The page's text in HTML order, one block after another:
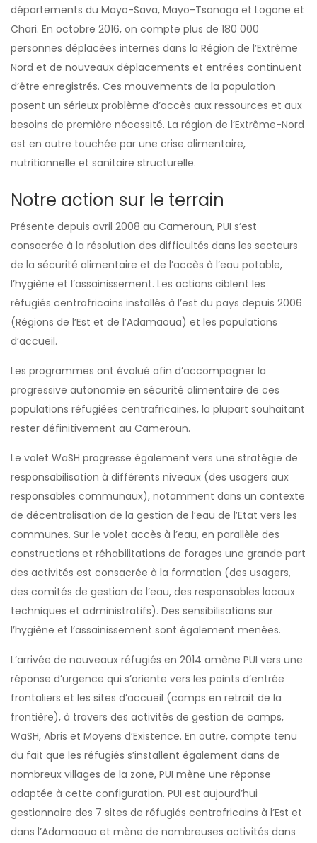
départements du Mayo-Sava, Mayo-Tsanaga et Logone et
Chari. En octobre 2016, on compte plus de 180 000
personnes déplacées internes dans la Région de l’Extrême
Nord et de nouveaux déplacements et entrées continuent
d’être enregistrés. Ces mouvements de la population
posent un sérieux problème d’accès aux ressources et aux
besoins de première nécessité. La région de l’Extrême-Nord
est en outre touchée par une crise alimentaire,
nutritionnelle et sanitaire structurelle.
Notre action sur le terrain
Présente depuis avril 2008 au Cameroun, PUI s’est
consacrée à la résolution des difficultés dans les secteurs
de la sécurité alimentaire et de l’accès à l’eau potable,
l’hygiène et l’assainissement. Les actions ciblent les
réfugiés centrafricains installés à l’est du pays depuis 2006
(Régions de l’Est et de l’Adamaoua) et les populations
d’accueil.
Les programmes ont évolué afin d’accompagner la
progressive autonomie en sécurité alimentaire de ces
populations réfugiées centrafricaines, la plupart souhaitant
rester définitivement au Cameroun.
Le volet WaSH progresse également vers une stratégie de
responsabilisation à différents niveaux (des usagers aux
responsables communaux), notamment dans un contexte
de décentralisation de la gestion de l’eau de l’Etat vers les
communes. Sur le volet accès à l’eau, en parallèle des
constructions et réhabilitations de forages une grande part
des activités est consacrée à la formation (des usagers,
des comités de gestion de l’eau, des responsables locaux
techniques et administratifs). Des sensibilisations sur
l’hygiène et l’assainissement sont également menées.
L’arrivée de nouveaux réfugiés en 2014 amène PUI vers une
réponse d’urgence qui s’oriente vers les points d’entrée
frontaliers et les sites d’accueil (camps en retrait de la
frontière), à travers des activités de gestion de camps,
WaSH, Abris et Moyens d’Existence. En outre, compte tenu
du fait que les réfugiés s’installent également dans de
nombreux villages de la zone, PUI mène une réponse
adaptée à cette configuration. PUI est aujourd’hui
gestionnaire des 7 sites de réfugiés centrafricains à l’Est et
dans l’Adamaoua et mène de nombreuses activités dans